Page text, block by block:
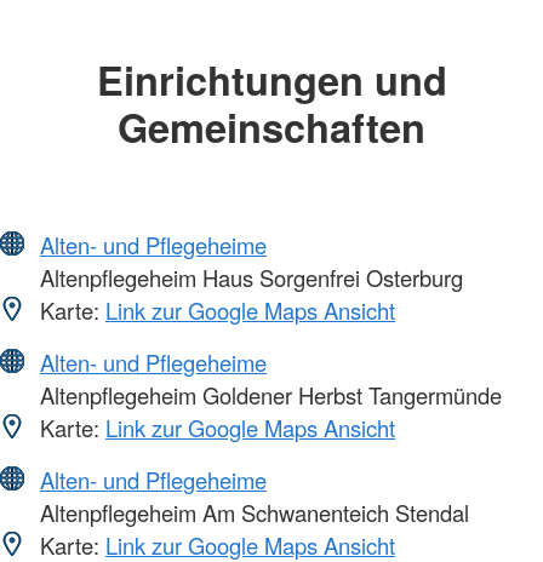
Einrichtungen und
Gemeinschaften
Alten- und Pflegeheime
Altenpflegeheim Haus Sorgenfrei Osterburg
Karte: Link zur Google Maps Ansicht
Alten- und Pflegeheime
Altenpflegeheim Goldener Herbst Tangermünde
Karte: Link zur Google Maps Ansicht
Alten- und Pflegeheime
Altenpflegeheim Am Schwanenteich Stendal
Karte: Link zur Google Maps Ansicht